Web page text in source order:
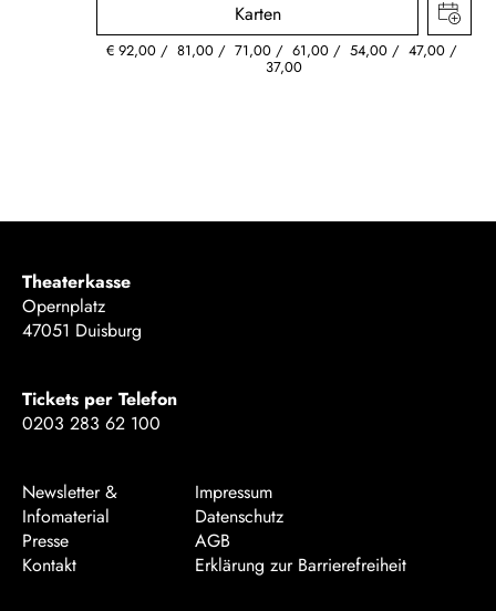
Karten
€92,00 81,00 71,00 61,00 54,00 47,00
37,00
Theaterkasse
Opernplatz
47051 Duisburg
Tickets per Telefon
0203 283 62 100
Newsletter &
Infomaterial
Presse
Kontakt
Impressum
Datenschutz
AGB
Erklärung zur Barrierefreiheit